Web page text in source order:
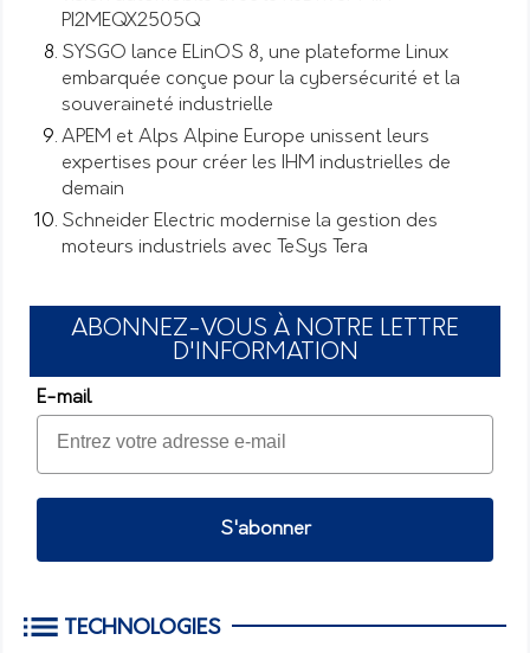
PI2MEQX2505Q
SYSGO lance ELinOS 8, une plateforme Linux
embarquée conçue pour la cybersécurité et la
souveraineté industrielle
APEM et Alps Alpine Europe unissent leurs
expertises pour créer les IHM industrielles de
demain
Schneider Electric modernise la gestion des
moteurs industriels avec TeSys Tera
ABONNEZ-VOUS À NOTRE LETTRE
D'INFORMATION
E-mail
S'abonner
TECHNOLOGIES